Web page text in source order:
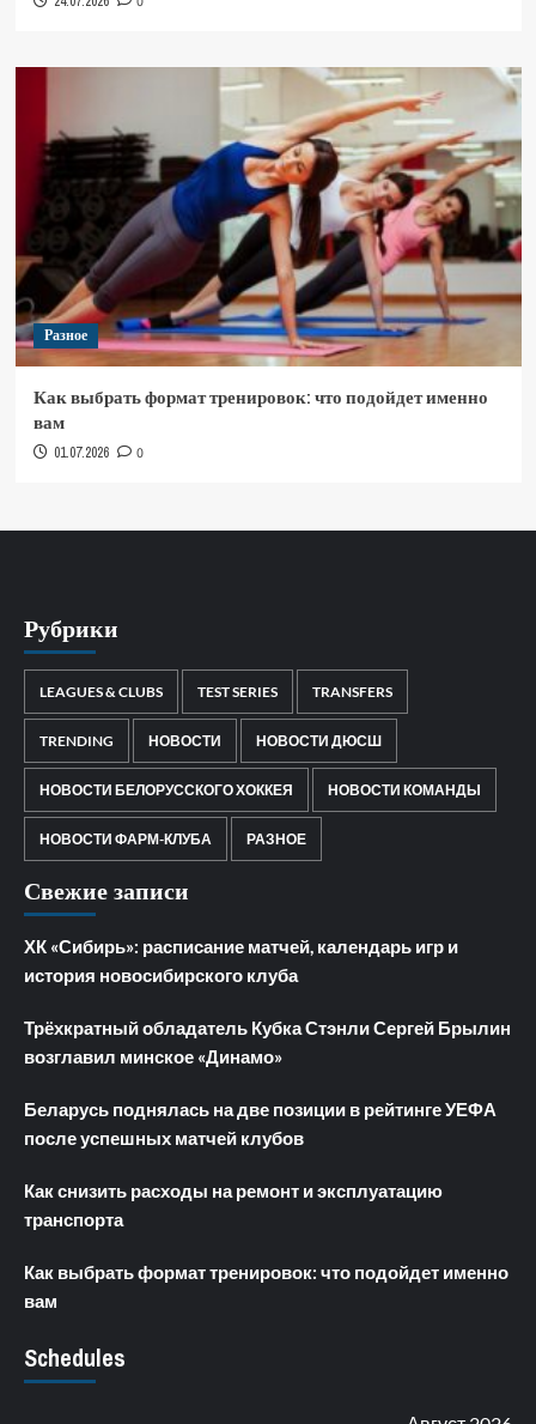
Разное
Как выбрать формат тренировок: что подойдет именно
вам
01.07.2026 0
Рубрики
LEAGUES & CLUBS TEST SERIES TRANSFERS
TRENDING НОВОСТИ НОВОСТИ ДЮСШ
НОВОСТИ БЕЛОРУССКОГО ХОККЕЯ НОВОСТИ КОМАНДЫ
НОВОСТИ ФАРМ-КЛУБА РАЗНОЕ
Свежие записи
ХК «Сибирь»: расписание матчей, календарь игр и
история новосибирского клуба
Трёхкратный обладатель Кубка Стэнли Сергей Брылин
возглавил минское «Динамо»
Беларусь поднялась на две позиции в рейтинге УЕФА
после успешных матчей клубов
Как снизить расходы на ремонт и эксплуатацию
транспорта
Как выбрать формат тренировок: что подойдет именно
вам
Schedules